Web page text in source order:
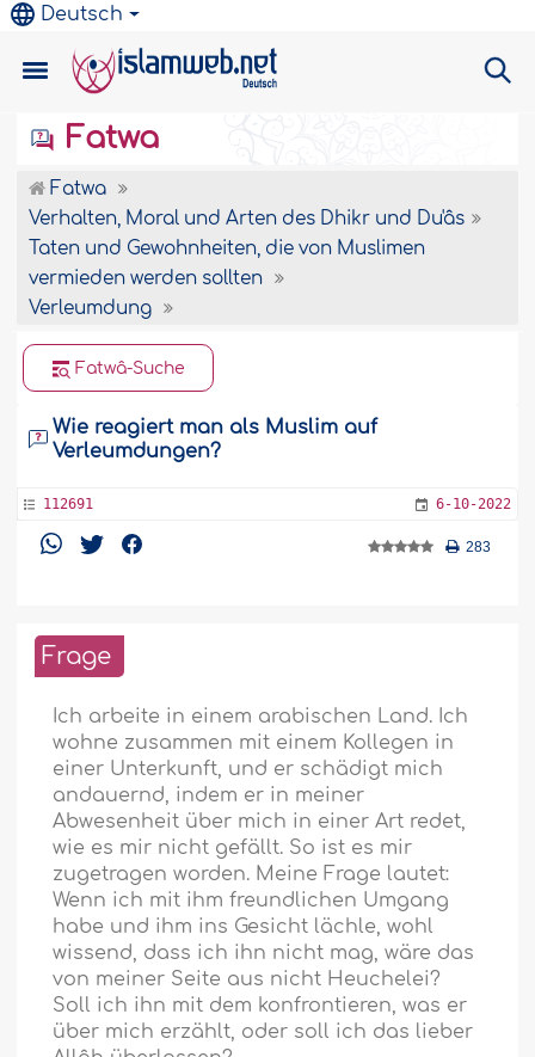
Deutsch
Fatwa
Fatwa
Verhalten, Moral und Arten des Dhikr und Du'âs
Taten und Gewohnheiten, die von Muslimen
vermieden werden sollten
Verleumdung
Fatwâ-Suche
Wie reagiert man als Muslim auf
Verleumdungen?
112691 6-10-2022
283
Frage
Ich arbeite in einem arabischen Land. Ich
wohne zusammen mit einem Kollegen in
einer Unterkunft, und er schädigt mich
andauernd, indem er in meiner
Abwesenheit über mich in einer Art redet,
wie es mir nicht gefällt. So ist es mir
zugetragen worden. Meine Frage lautet:
Wenn ich mit ihm freundlichen Umgang
habe und ihm ins Gesicht lächle, wohl
wissend, dass ich ihn nicht mag, wäre das
von meiner Seite aus nicht Heuchelei?
Soll ich ihn mit dem konfrontieren, was er
über mich erzählt, oder soll ich das lieber